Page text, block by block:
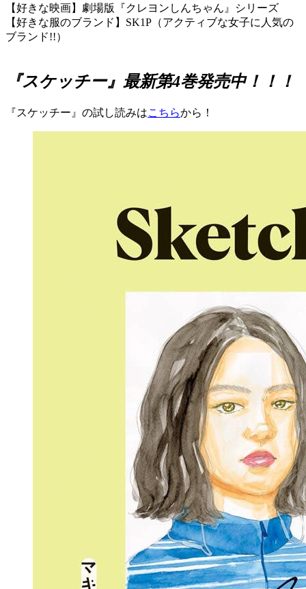
【好きな映画】劇場版『クレヨンしんちゃん』シリーズ
【好きな服のブランド】SK1P（アクティブな女子に人気の
ブランド!!）
『スケッチー』最新第4巻発売中！！！
『スケッチー』の試し読みはこちらから！